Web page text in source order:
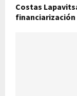
Costas
financiarización